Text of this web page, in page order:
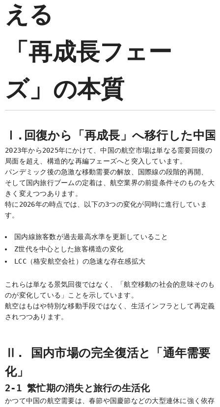
える
「再成長フェー
ズ」の本質
Ⅰ.回復から「再成長」へ移行した中国
2023年から2025年にかけて、中国の航空市場は単なる需要回復の
局面を超え、構造的な再編フェーズへと突入しています。
パンデミック後の急激な移動需要の解放、国際線の段階的再開、
そして国内旅行ブームの定着は、航空業界の前提条件そのものを大
きく変えつつあります。
特に2026年の時点では、以下の3つの変化が同時に進行していま
す。
国内線旅客数が過去最高水準を更新していること
Z世代を中心とした旅客構造の変化
LCC（格安航空会社）の急速な存在感拡大
これらは単なる景気回復ではなく、「航空移動の社会的意味そのも
のが変化している」ことを示しています。
航空はもはや特別な移動手段ではなく、生活インフラとして再定義
されつつあります。
Ⅱ. 国内市場の完全復活と「通年需要
化」
2-1 繁忙期の消失と旅行の生活化
かつて中国の航空需要は、春節や国慶節などの大型連休に強く依存